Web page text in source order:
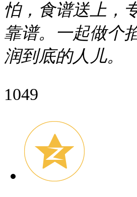
怕，食谱送上，
靠谱。一起做个
润到底的人儿。
1049